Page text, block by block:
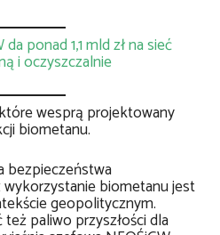
ponad 1,1 mld zł na sieć
i oczyszczalnie
wesprą projektowany
biometanu.
bezpieczeństwa
biometanu jest
geopolitycznym.
paliwo przyszłości dla